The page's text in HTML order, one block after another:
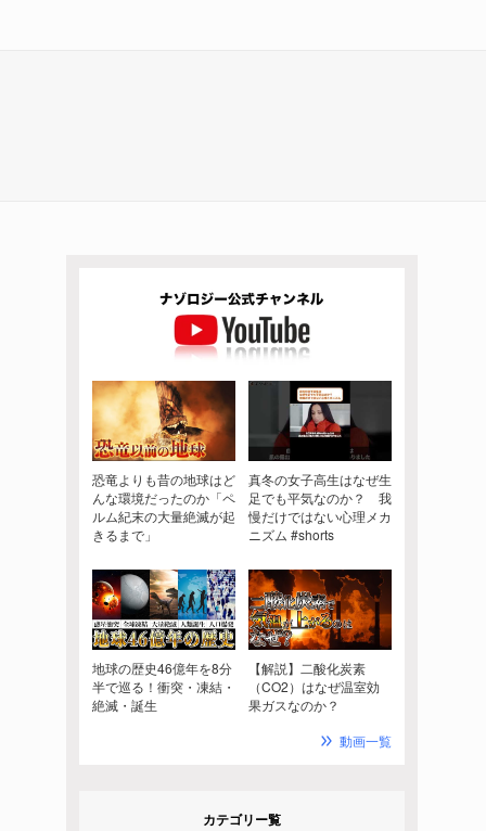
恐竜よりも昔の地球はど
んな環境だったのか「ペ
ルム紀末の大量絶滅が起
きるまで」
真冬の女子高生はなぜ生
足でも平気なのか？ 我
慢だけではない心理メカ
ニズム #shorts
地球の歴史46億年を8分
半で巡る！衝突・凍結・
絶滅・誕生
【解説】二酸化炭素
（CO2）はなぜ温室効
果ガスなのか？
動画一覧
カテゴリー覧